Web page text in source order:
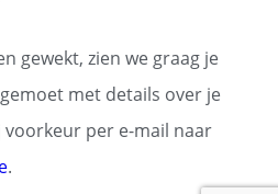
gewekt, zien we graag je
met details over je
per e-mail naar
.